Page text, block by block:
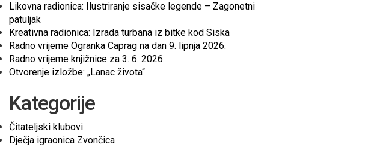
Likovna radionica: Ilustriranje sisačke legende – Zagonetni
patuljak
Kreativna radionica: Izrada turbana iz bitke kod Siska
Radno vrijeme Ogranka Caprag na dan 9. lipnja 2026.
Radno vrijeme knjižnice za 3. 6. 2026.
Otvorenje izložbe: „Lanac života“
Kategorije
Čitateljski klubovi
Dječja igraonica Zvončica